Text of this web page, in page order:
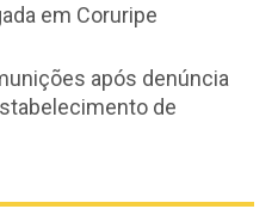
em Coruripe
após denúncia
de